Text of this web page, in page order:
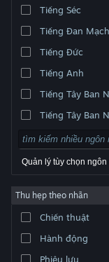
thương hiệu là tài sản của
Pháp lý
Hỗ trợ tiếp cận
ký Steam
|Hoàn tiền|
Tiếng Séc
Tiếng Đan Mạch
Tiếng Đức
Tiếng Anh
Tiếng Tây Ban
Tiếng Tây Ban
Quản lý tùy chọn
Thu hẹp theo nhãn
Chiến thuật
Hành động
Phiêu lưu